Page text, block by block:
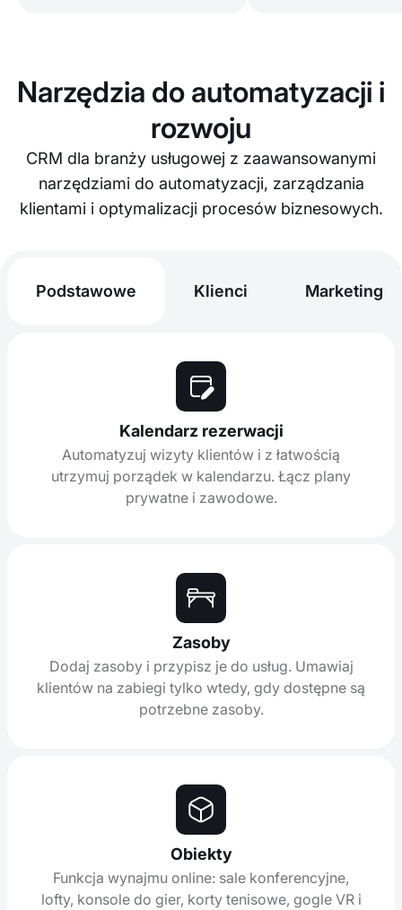
Narzędzia do automatyzacji i
rozwoju
CRM dla branży usługowej z zaawansowanymi
narzędziami do automatyzacji, zarządzania
klientami i optymalizacji procesów biznesowych.
Podstawowe Klienci Marketing
Kalendarz rezerwacji
Automatyzuj wizyty klientów i z łatwością
utrzymuj porządek w kalendarzu. Łącz plany
prywatne i zawodowe.
Zasoby
Dodaj zasoby i przypisz je do usług. Umawiaj
klientów na zabiegi tylko wtedy, gdy dostępne są
potrzebne zasoby.
Obiekty
Funkcja wynajmu online: sale konferencyjne,
lofty, konsole do gier, korty tenisowe, gogle VR i